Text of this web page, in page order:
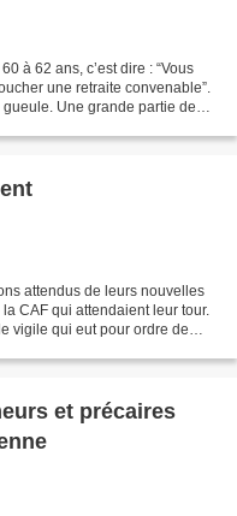
à 62 ans, c’est dire : “Vous
une retraite convenable”.
Une grande partie de
attendus de leurs nouvelles
CAF qui attendaient leur tour.
vigile qui eut pour ordre de
et précaires